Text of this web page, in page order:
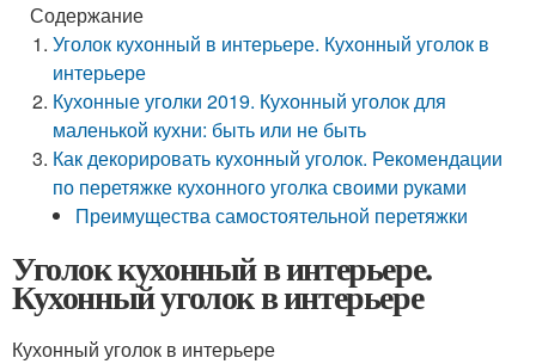
Содержание
Уголок кухонный в интерьере. Кухонный уголок в
интерьере
Кухонные уголки 2019. Кухонный уголок для
маленькой кухни: быть или не быть
Как декорировать кухонный уголок. Рекомендации
по перетяжке кухонного уголка своими руками
Преимущества самостоятельной перетяжки
Уголок кухонный в интерьере.
Кухонный уголок в интерьере
Кухонный уголок в интерьере